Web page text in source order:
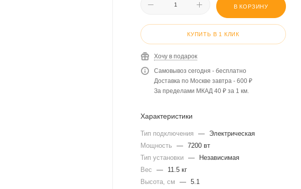
В КОРЗИНУ
КУПИТЬ В 1 КЛИК
Хочу в подарок
Самовывоз сегодня - бесплатно
Доставка по Москве завтра - 600 ₽
За пределами МКАД 40 ₽ за 1 км.
Характеристики
Тип подключения —
Электрическая
Мощность
— 7200 вт
Тип установки —
Независимая
Вес
—
11.5 кг
Высота, см
— 5.1